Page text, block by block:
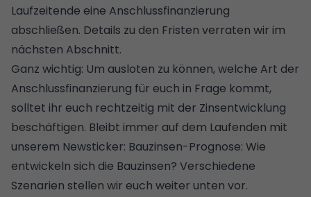
Laufzeitende eine Anschlussfinanzierung
abschließen. Details zu den Fristen verraten wir im
nächsten Abschnitt.
Ganz wichtig: Um ausloten zu können, welche Art der
Anschlussfinanzierung für euch in Frage kommt,
solltet ihr euch rechtzeitig mit der Zinsentwicklung
beschäftigen. Bleibt immer auf dem Laufenden mit
unserem Newsticker: Bauzinsen-Prognose: Wie
entwickeln sich die Bauzinsen? Verschiedene
Szenarien stellen wir euch weiter unten vor.